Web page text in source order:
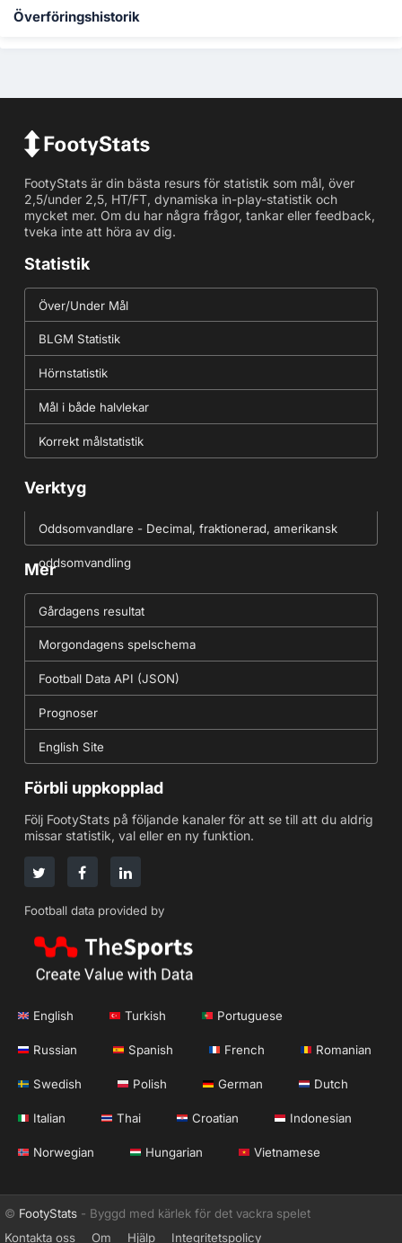
Överföringshistorik
FootyStats är din bästa resurs för statistik som mål, över
2,5/under 2,5, HT/FT, dynamiska in-play-statistik och
mycket mer. Om du har några frågor, tankar eller feedback,
tveka inte att höra av dig.
Statistik
Över/Under Mål
BLGM Statistik
Hörnstatistik
Mål i både halvlekar
Korrekt målstatistik
Verktyg
Oddsomvandlare - Decimal, fraktionerad, amerikansk
oddsomvandling
Mer
Gårdagens resultat
Morgondagens spelschema
Football Data API (JSON)
Prognoser
English Site
Förbli uppkopplad
Följ FootyStats på följande kanaler för att se till att du aldrig
missar statistik, val eller en ny funktion.
Football data provided by
English Turkish Portuguese
Russian Spanish French Romanian
Swedish Polish German Dutch
Italian Thai Croatian Indonesian
Norwegian Hungarian Vietnamese
© FootyStats - Byggd med kärlek för det vackra spelet
Kontakta oss
Om Hjälp Integritetspolicy